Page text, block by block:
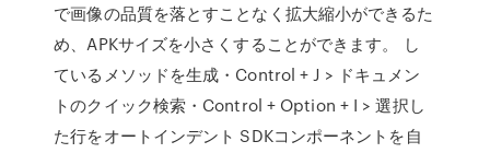
で画像の品質を落とすことなく拡大縮小ができるた
め、APKサイズを小さくすることができます。 し
ているメソッドを生成・Control + J > ドキュメン
トのクイック検索・Control + Option + I > 選択し
た行をオートインデント SDKコンポーネントを自